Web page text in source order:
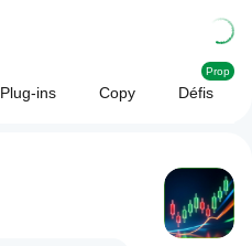
Plug-ins Copy Défis
Prop